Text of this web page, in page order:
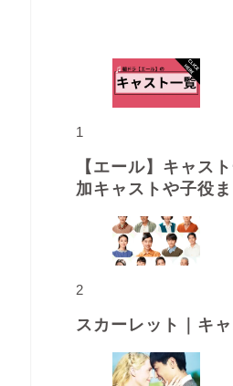
1
【エール】キャス
加キャストや子役
2
スカーレット｜キ